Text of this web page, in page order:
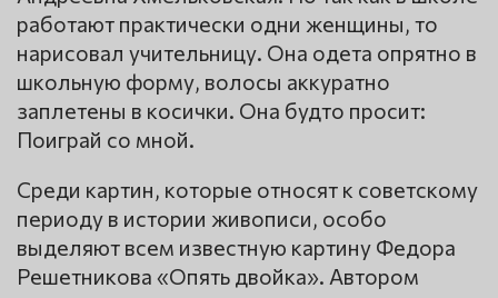
работают практически одни женщины, то
нарисовал учительницу. Она одета опрятно в
школьную форму, волосы аккуратно
заплетены в косички. Она будто просит:
Поиграй со мной.
Среди картин, которые относят к советскому
периоду в истории живописи, особо
выделяют всем известную картину Федора
Решетникова «Опять двойка». Автором